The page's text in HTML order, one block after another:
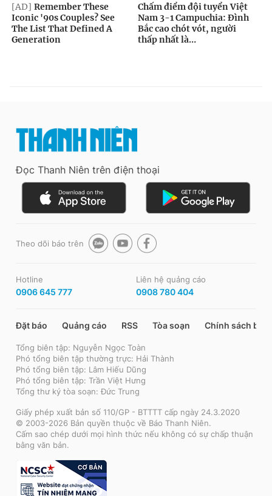
Đọc Thanh Niên trên điện thoại
Theo dõi báo trên
Hotline
0906 645 777
Liên hệ quảng cáo
0908 780 404
Đặt báo Quảng cáo RSS Tòa soạn Chính sách bảo
Tổng biên tập: Nguyễn Ngọc Toàn
Phó tổng biên tập thường trực: Hải Thành
Phó tổng biên tập: Lâm Hiếu Dũng
Phó tổng biên tập: Trần Việt Hưng
Tổng thư ký tòa soạn: Đức Trung
Giấy phép xuất bản số 110/GP - BTTTT cấp ngày 24.3.2020
© 2003-2026 Bản quyền thuộc về Báo Thanh Niên.
Cấm sao chép dưới mọi hình thức nếu không có sự chấp thuận
bằng văn bản.